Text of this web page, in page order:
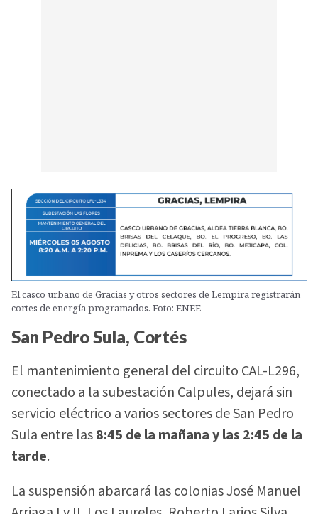
El casco urbano de Gracias y otros sectores de Lempira registrarán
cortes de energía programados. Foto: ENEE
San Pedro Sula, Cortés
El mantenimiento general del circuito CAL-L296,
conectado a la subestación Calpules, dejará sin
servicio eléctrico a varios sectores de San Pedro
Sula entre las8:45 de la mañana y las 2:45 de la
tarde.
La suspensión abarcará las colonias José Manuel